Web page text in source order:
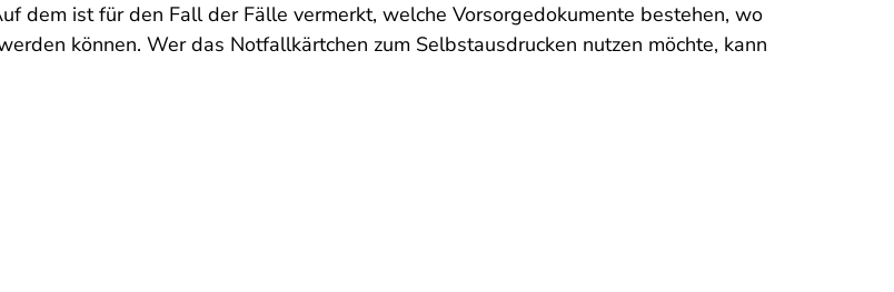
dem ist für den Fall der Fälle vermerkt, welche Vorsorgedokumente bestehen, wo
können. Wer das Notfallkärtchen zum Selbstausdrucken nutzen möchte, kann